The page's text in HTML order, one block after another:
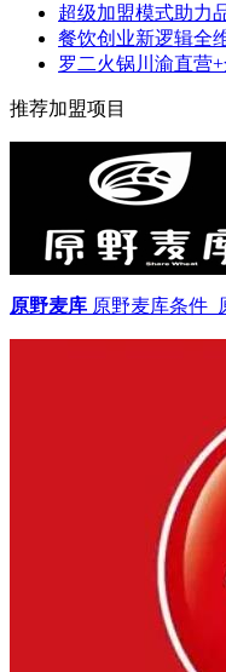
超级加盟模式助力
餐饮创业新逻辑全
罗二火锅川渝直营
推荐加盟项目
原野麦库 原野麦库条件_